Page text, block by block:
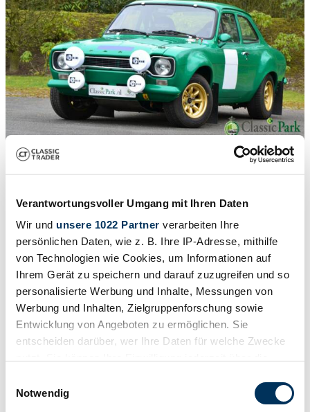
Verantwortungsvoller Umgang mit Ihren Daten
Wir und unsere 1022 Partner verarbeiten Ihre
persönlichen Daten, wie z. B. Ihre IP-Adresse, mithilfe
von Technologien wie Cookies, um Informationen auf
Ihrem Gerät zu speichern und darauf zuzugreifen und so
personalisierte Werbung und Inhalte, Messungen von
Werbung und Inhalten, Zielgruppenforschung sowie
Entwicklung von Angeboten zu ermöglichen. Sie
entscheiden darüber, wer Ihre Daten für welche Zwecke
Trigger Symbol ändern oder widerrufen
Notwendig
/50
1974 | Ford Escort 1.6 Rally
Ford Escort Mk1 Rally car
£45,370